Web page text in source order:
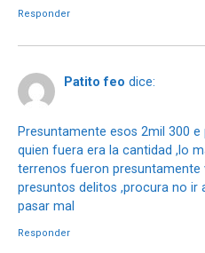
Responder
Patito feo dice:
Presuntamente esos 2mil 300
quien fuera era la cantidad ,lo
terrenos fueron presuntamente
presuntos delitos ,procura no ir
pasar mal
Responder